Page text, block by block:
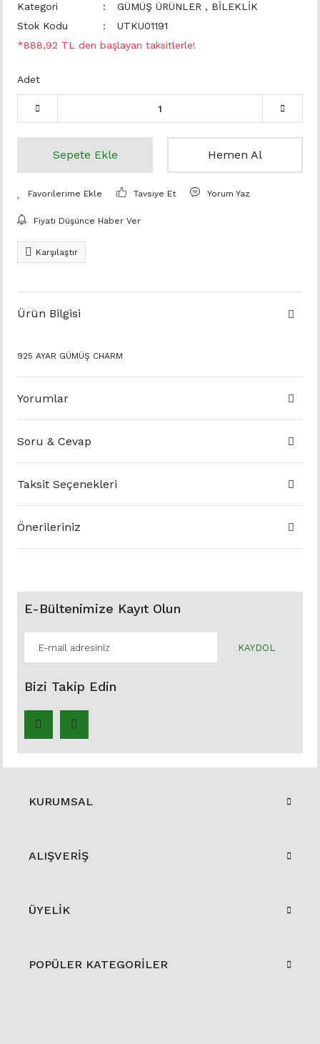
Kategori GÜMÜŞ ÜRÜNLER , BİLEKLİK
Stok Kodu
UTKU01191
*888,92 TL den başlayan taksitlerle!
Adet
Sepete Ekle Hemen Al
Tavsiye Et Yorum Yaz
Fiyatı Düşünce Haber Ver
Karşılaştır
Ürün Bilgisi
925 AYAR GÜMÜŞ CHARM
Yorumlar
Soru & Cevap
Taksit Seçenekleri
Önerileriniz
E-Bültenimize Kayıt Olun
KAYDOL
Bizi Takip Edin
KURUMSAL
ALIŞVERİŞ
ÜYELİK
POPÜLER KATEGORİLER